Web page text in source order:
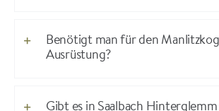
Benötigt man für den
Ausrüstung?
Gibt es in Saalbach Hinterglemm